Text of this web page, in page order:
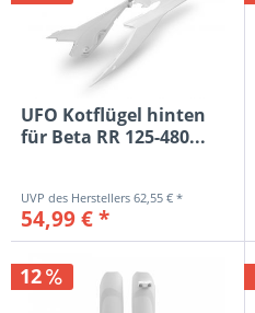
UFO Kotflügel hinten
für Beta RR 125-480...
62,55 € *
54,99 € *
12